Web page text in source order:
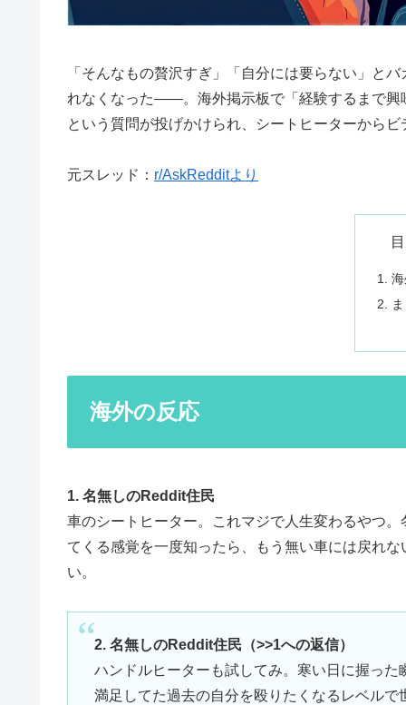
「そんなもの贅沢すぎ」「自分には要らない」と
れなくなった——。海外掲示板で「経験するまで興
という質問が投げかけられ、シートヒーターから
元スレッド： r/AskRedditより
海外の反応
1. 名無しのReddit住民
車のシートヒーター。これマジで人生変わるやつ
てくる感覚を一度知ったら、もう無い車には戻れ
い。
2. 名無しのReddit住民（>>1への返信）
ハンドルヒーターも試してみ。寒い日に握っ
満足してた過去の自分を殴りたくなるレベルで